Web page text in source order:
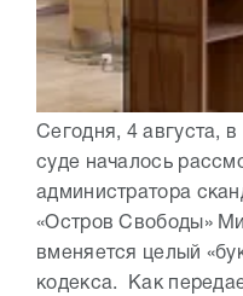
Сегодня, 4 августа,
суде началось
администратора
«Остров Свободы»
вменяется целый
кодекса. Как